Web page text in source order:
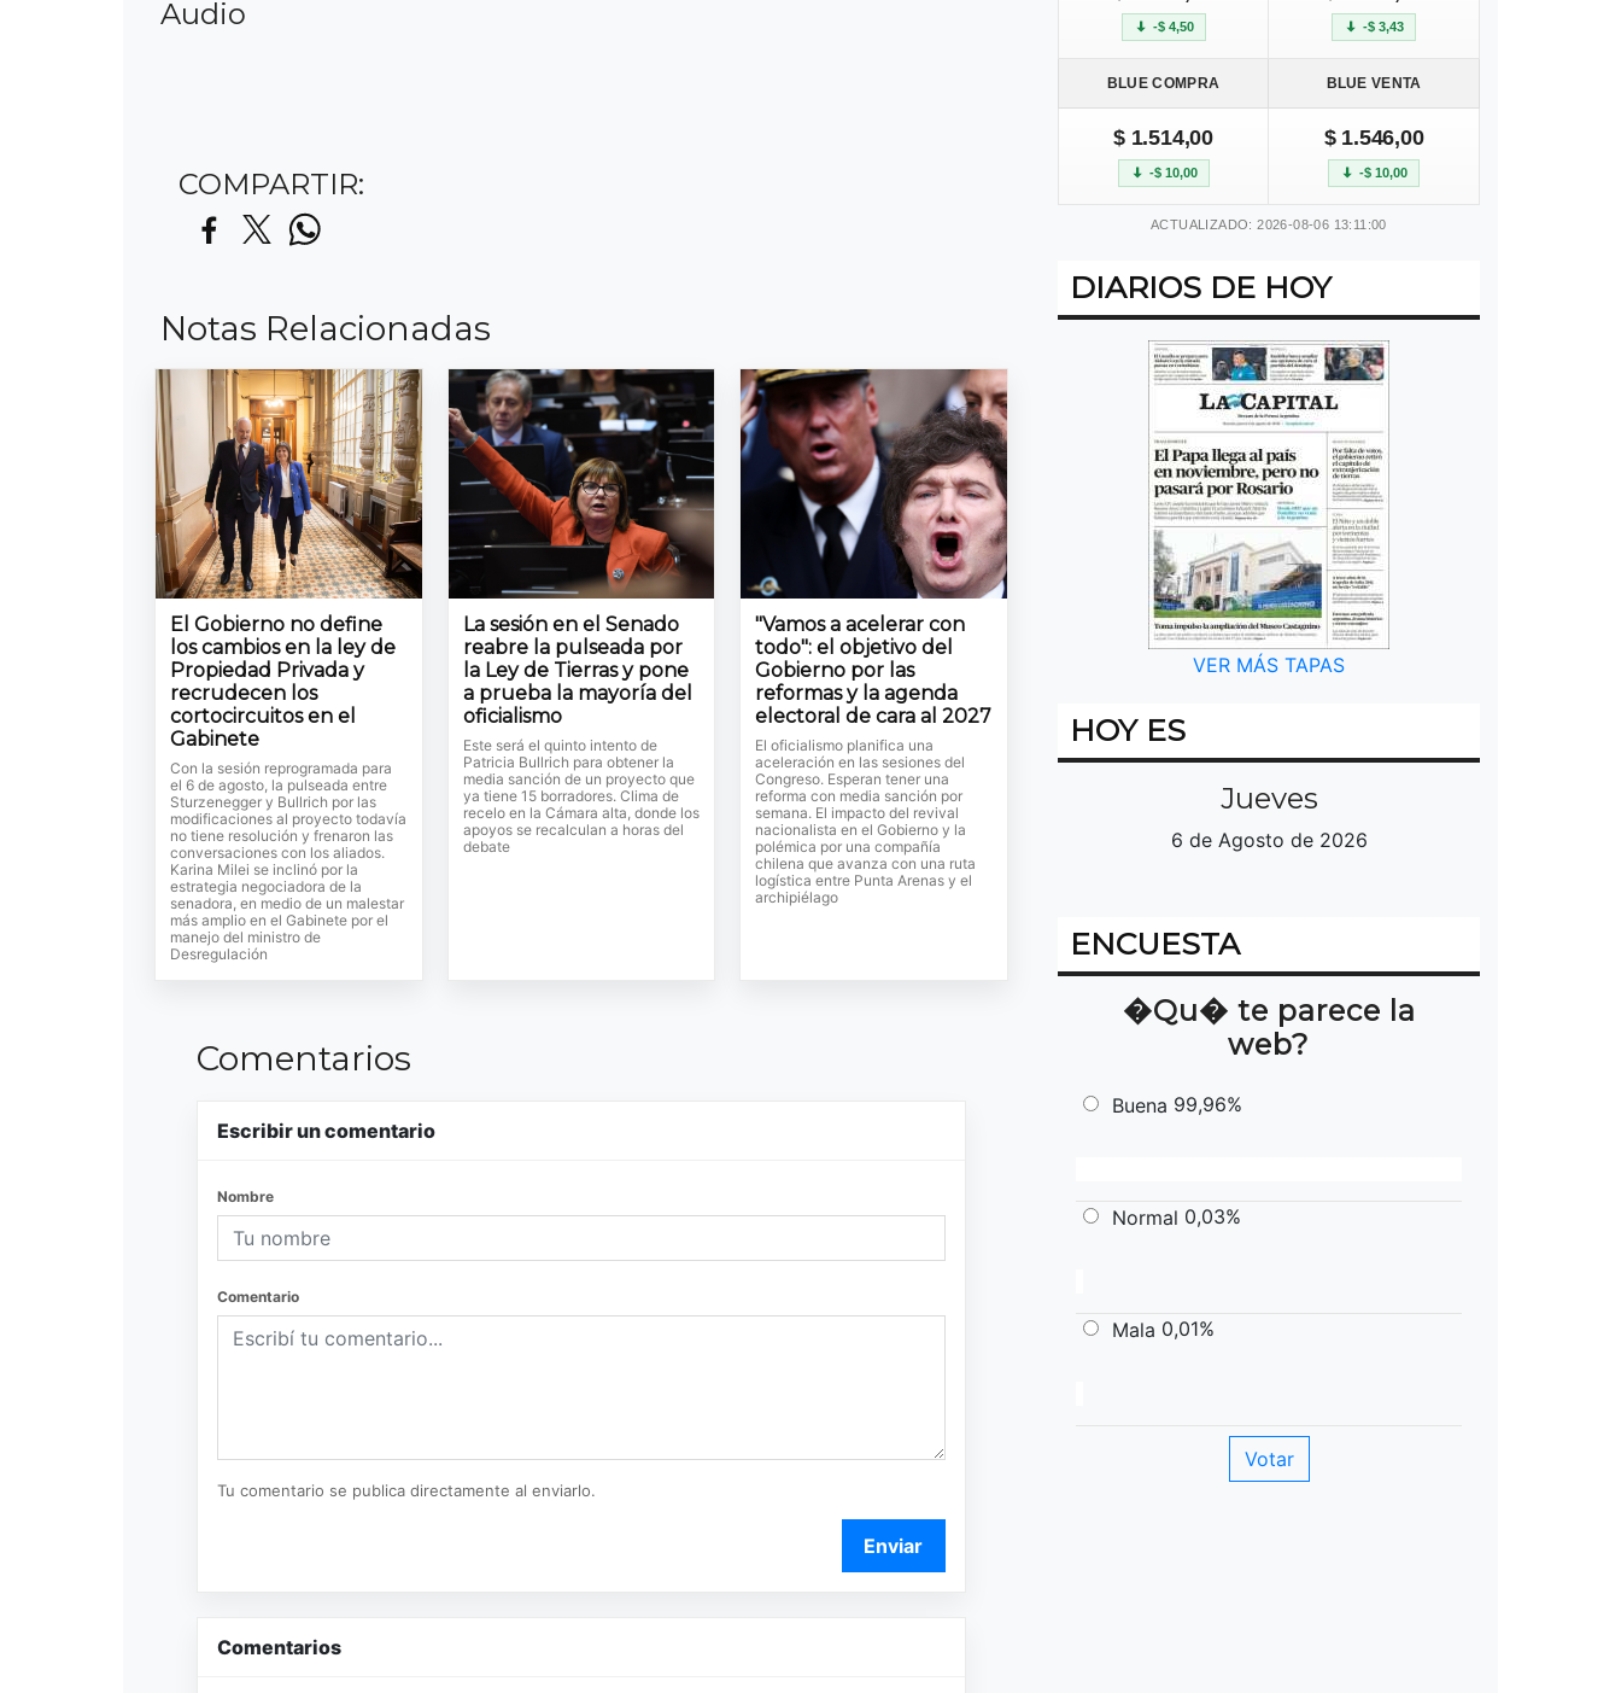
Audio
COMPARTIR:
Notas Relacionadas
El Gobierno no define
los cambios en la ley de
Propiedad Privada y
recrudecen los
cortocircuitos en el
Gabinete
Con la sesión reprogramada para
el 6 de agosto, la pulseada entre
Sturzenegger y Bullrich por las
modificaciones al proyecto todavía
no tiene resolución y frenaron las
conversaciones con los aliados.
Karina Milei se inclinó por la
estrategia negociadora de la
senadora, en medio de un malestar
más amplio en el Gabinete por el
manejo del ministro de
Desregulación
La sesión en el Senado
reabre la pulseada por
la Ley de Tierras y pone
a prueba la mayoría del
oficialismo
Este será el quinto intento de
Patricia Bullrich para obtener la
media sanción de un proyecto que
ya tiene 15 borradores. Clima de
recelo en la Cámara alta, donde los
apoyos se recalculan a horas del
debate
"Vamos a acelerar con
todo": el objetivo del
Gobierno por las
reformas y la agenda
electoral de cara al 2027
El oficialismo planifica una
aceleración en las sesiones del
Congreso. Esperan tener una
reforma con media sanción por
semana. El impacto del revival
nacionalista en el Gobierno y la
polémica por una compañía
chilena que avanza con una ruta
logística entre Punta Arenas y el
archipiélago
Comentarios
Escribir un comentario
Nombre
Comentario
Tu comentario se publica directamente al enviarlo.
Enviar
Comentarios
-$ 4,50 -$ 3,43
BLUE COMPRA BLUE VENTA
$ 1.514,00
-$ 10,00
$ 1.546,00
-$ 10,00
ACTUALIZADO: 2026-08-06 13:11:00
DIARIOS DE HOY
VER MÁS TAPAS
HOY ES
Jueves
6 de Agosto de 2026
ENCUESTA
�Qu� te parece la
web?
Buena 99,96%
Normal 0,03%
Mala 0,01%